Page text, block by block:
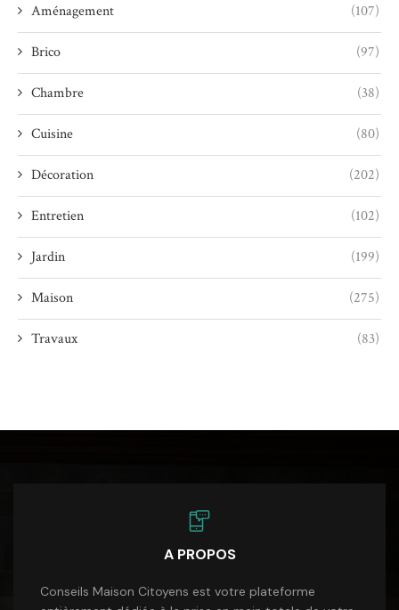
Aménagement (107)
Brico (97)
Chambre (38)
Cuisine (80)
Décoration (202)
Entretien (102)
Jardin (199)
Maison (275)
Travaux (83)
A PROPOS
Conseils Maison Citoyens est votre plateforme